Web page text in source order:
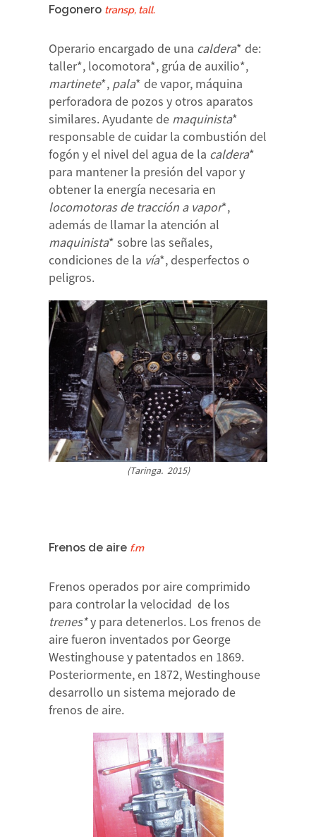
Fogonero transp, tall.
Operario encargado de una caldera* de:
taller*, locomotora*, grúa de auxilio*,
martinete*, pala* de vapor, máquina
perforadora de pozos y otros aparatos
similares. Ayudante de maquinista*
responsable de cuidar la combustión del
fogón y el nivel del agua de la caldera*
para mantener la presión del vapor y
obtener la energía necesaria en
locomotoras de tracción a vapor*,
además de llamar la atención al
maquinista* sobre las señales,
condiciones de la vía*, desperfectos o
peligros.
(Taringa. 2015)
Frenos de aire f.m
Frenos operados por aire comprimido
para controlar la velocidad de los
trenes*y para detenerlos. Los frenos de
aire fueron inventados por George
Westinghouse y patentados en 1869.
Posteriormente, en 1872, Westinghouse
desarrollo un sistema mejorado de
frenos de aire.